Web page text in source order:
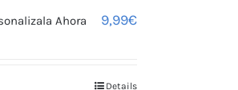
Ahora 9,99€
Details